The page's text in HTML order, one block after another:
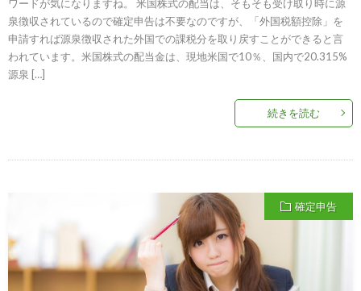
ワードが気になりますね。 米国株式の配当は、そもそも受け取り時に源
泉徴収されているので確定申告は不要なのですが、「外国税額控除」を
申請すれば源泉徴収された外国での課税分を取り戻すことができると言
われています。米国株式の配当金は、現地米国で10％、国内で20.315%
源泉 […]
続きを読む
確定申告